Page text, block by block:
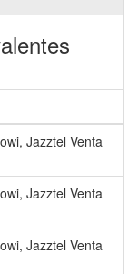
Jazztel Venta
Jazztel Venta
Jazztel Venta